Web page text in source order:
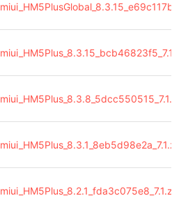
miui_HM5Plus_8.3.8_5dcc550515_7.1.zip
miui_HM5Plus_8.3.1_8eb5d98e2a_7.1.zip
miui_HM5Plus_8.2.1_fda3c075e8_7.1.zip